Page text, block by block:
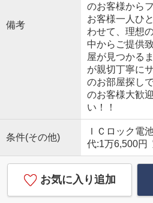
備考
のお客様から
お客様一人ひ
わせて、理想
中からご提供
屋が見つかる
が親切丁寧に
のお部屋探し
のお客様大歓
い！！
条件(その他)
ＩＣロック電
代:1万6,500円
お気に入り追加